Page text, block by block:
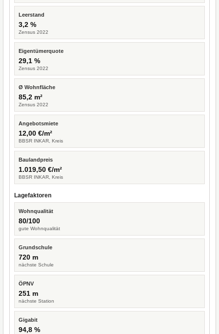
Leerstand
3,2 %
Zensus 2022
Eigentümerquote
29,1 %
Zensus 2022
Ø Wohnfläche
85,2 m²
Zensus 2022
Angebotsmiete
12,00 €/m²
BBSR INKAR, Kreis
Baulandpreis
1.019,50 €/m²
BBSR INKAR, Kreis
Lagefaktoren
Wohnqualität
80/100
gute Wohnqualität
Grundschule
720 m
nächste Schule
ÖPNV
251 m
nächste Station
Gigabit
94,8 %